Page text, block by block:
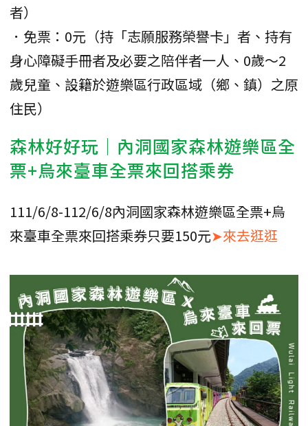
者）
．免票：0元（持「志願服務榮譽卡」者、持有
身心障礙手冊者及必要之陪伴者一人、0歲～2
歲兒童、設籍於遊樂區行政區域（鄉、鎮）之原
住民）
森林好好玩｜內洞國家森林遊樂區全
票+烏來臺車全票來回搭乘券
111/6/8-112/6/8內洞國家森林遊樂區全票+烏
來臺車全票來回搭乘券只要150元➤來去逛逛